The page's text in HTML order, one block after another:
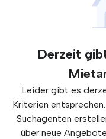
Derzeit
Leider gibt es
Kriterien
Suchagenten
über neue